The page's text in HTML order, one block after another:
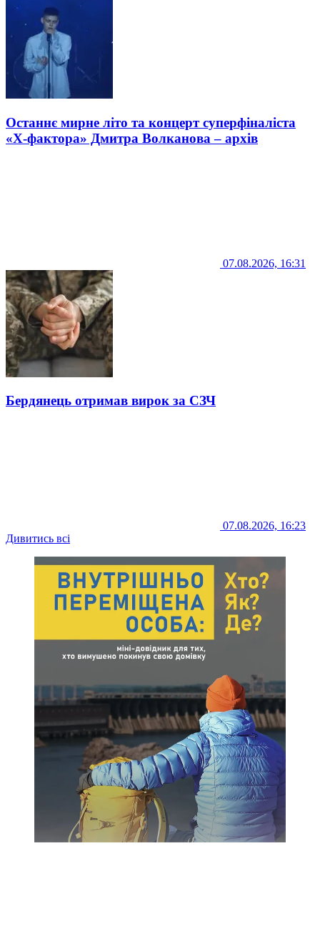
Останнє мирне літо та концерт суперфіналіста
«Х-фактора» Дмитра Волканова – архів
07.08.2026, 16:31
Бердянець отримав вирок за СЗЧ
07.08.2026, 16:23
Дивитись всі